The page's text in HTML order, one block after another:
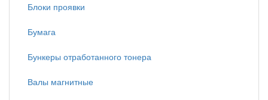
Блоки проявки
Бумага
Бункеры отработанного тонера
Валы магнитные